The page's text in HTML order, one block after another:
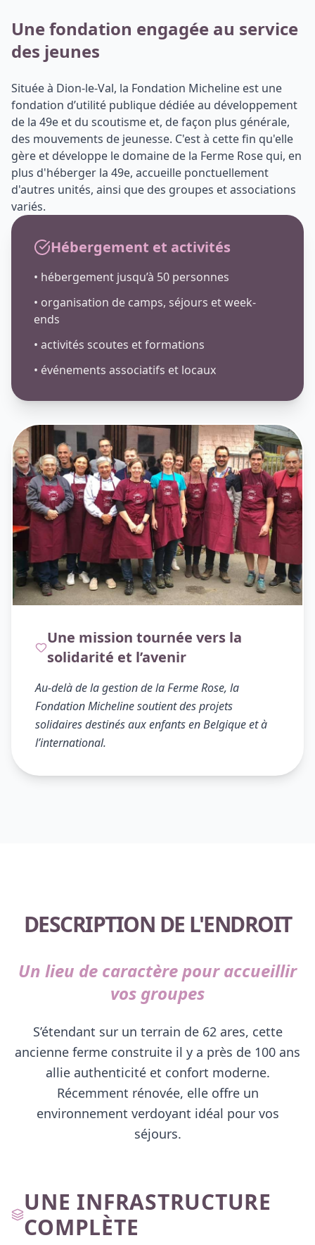
Une fondation engagée au service
des jeunes
Située à Dion-le-Val, la Fondation Micheline est une
fondation d’utilité publique dédiée au développement
de la 49e et du scoutisme et, de façon plus générale,
des mouvements de jeunesse. C'est à cette fin qu'elle
gère et développe le domaine de la Ferme Rose qui, en
plus d'héberger la 49e, accueille ponctuellement
d'autres unités, ainsi que des groupes et associations
variés.
Hébergement et activités
• hébergement jusqu’à 50 personnes
• organisation de camps, séjours et week-
ends
• activités scoutes et formations
• événements associatifs et locaux
Une mission tournée vers la
solidarité et l’avenir
Au-delà de la gestion de la Ferme Rose, la
Fondation Micheline soutient des projets
solidaires destinés aux enfants en Belgique et à
l’international.
DESCRIPTION DE L'ENDROIT
Un lieu de caractère pour accueillir
vos groupes
S’étendant sur un terrain de 62 ares, cette
ancienne ferme construite il y a près de 100 ans
allie authenticité et confort moderne.
Récemment rénovée, elle offre un
environnement verdoyant idéal pour vos
séjours.
UNE INFRASTRUCTURE
COMPLÈTE